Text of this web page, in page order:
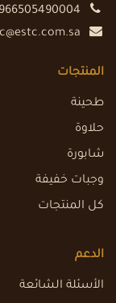
المنتجات
طحينة
حلاوة
شابورة
وجبات خفيفة
كل المنتجات
الدعم
الأسئلة الشائعة